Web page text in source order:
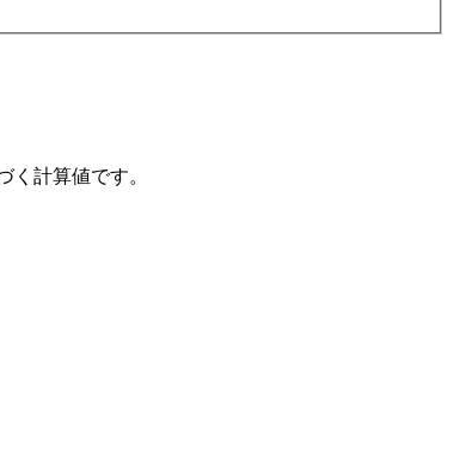
計算値です。